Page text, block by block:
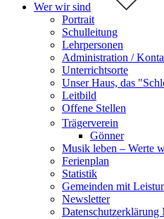
Wer wir sind
Portrait
Schulleitung
Lehrpersonen
Administration /
Unterrichtsorte
Unser Haus, das
Leitbild
Offene Stellen
Trägerverein
Gönner
Musik leben – Werte
Ferienplan
Statistik
Gemeinden mit
Newsletter
Datenschutzerklärung